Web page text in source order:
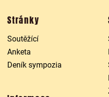
Stránky
Soutěžící
Anketa
Deník sympozia